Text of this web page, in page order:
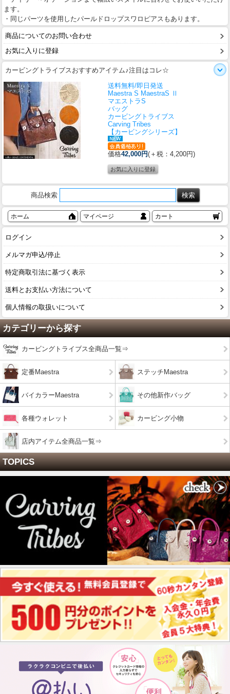
ます。
・同じパーツを使用したパールドロップスワロピアスもあります。
商品についてのお問い合わせ
お気に入りに登録
カービングトライブスおすすめアイテム♪注目はコレ☆
送料無料/即日発送
Maestra S MaestraS Ⅱ
マエストラS
バッグ
カービングトライブス
Carving Tribes
【カービングシリーズ】
価格42,000円(＋税：4,200円)
商品検索
ホーム マイページ カート
ログイン
メルマガ申込/停止
特定商取引法に基づく表示
送料とお支払い方法について
個人情報の取扱いについて
カテゴリーから探す
カービングトライブス全商品一覧⇒
定番Maestra ステッチMaestra
バイカラーMaestra その他新作バッグ
各種ウォレット カービング小物
店内アイテム全商品一覧⇒
TOPICS